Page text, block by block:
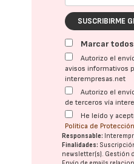
SUSCRIBIRME
Marcar todos
Autorizo el
avisos informativos
interempresas.net
Autorizo el
de terceros vía
He leído y
Política de
Responsable:
Finalidades:
newsletter(s). Gestión